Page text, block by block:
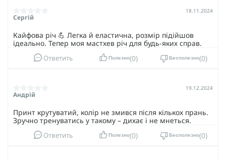
Сергій
18.11.2024
Кайфова річ 💪 Легка й еластична, розмір підійшов
ідеально. Тепер моя мастхев річ для будь-яких справ.
Ответить Полезно 0 Бесполезно 0
Андрій
19.12.2024
Принт крутуватий, колір не змився після кількох прань.
Зручно тренуватись у такому – дихає і не мнеться.
Ответить Полезно 0 Бесполезно 0